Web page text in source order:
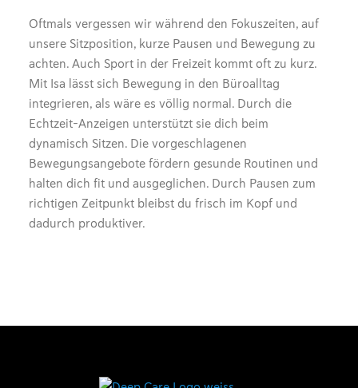
Oftmals vergessen wir während den Fokuszeiten, auf
unsere Sitzposition, kurze Pausen und Bewegung zu
achten. Auch Sport in der Freizeit kommt oft zu kurz.
Mit Isa lässt sich Bewegung in den Büroalltag
integrieren, als wäre es völlig normal. Durch die
Echtzeit-Anzeigen unterstützt sie dich beim
dynamisch Sitzen. Die vorgeschlagenen
Bewegungsangebote fördern gesunde Routinen und
halten dich fit und ausgeglichen. Durch Pausen zum
richtigen Zeitpunkt bleibst du frisch im Kopf und
dadurch produktiver.